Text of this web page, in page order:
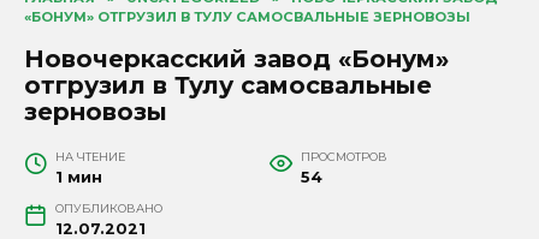
«БОНУМ» ОТГРУЗИЛ В ТУЛУ САМОСВАЛЬНЫЕ ЗЕРНОВОЗЫ
Новочеркасский завод «Бонум»
отгрузил в Тулу самосвальные
зерновозы
НА ЧТЕНИЕ
1 мин
ПРОСМОТРОВ
54
ОПУБЛИКОВАНО
12.07.2021